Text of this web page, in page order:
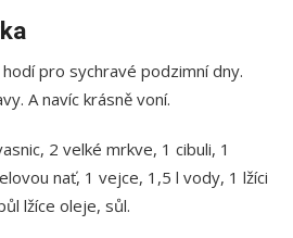
pro sychravé podzimní dny.
A navíc krásně voní.
2 velké mrkve, 1 cibuli, 1
nať, 1 vejce, 1,5 l vody, 1 lžíci
lžíce oleje, sůl.